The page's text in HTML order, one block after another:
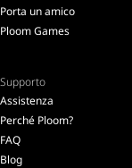
Porta un amico
Ploom Games
Supporto
Assistenza
Perché Ploom?
FAQ
Blog